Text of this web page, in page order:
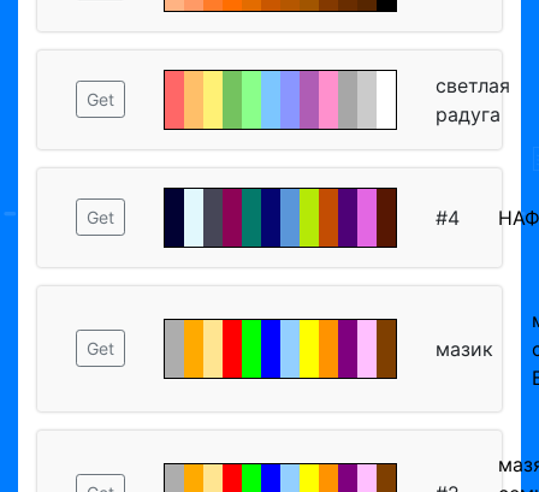
Get
светлая
радуга
Get #4 НАФ
Get мазик